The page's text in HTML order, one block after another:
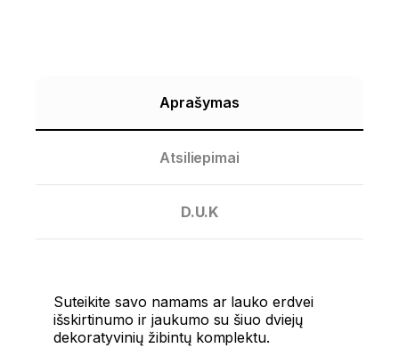
Aprašymas
Atsiliepimai
D.U.K
Suteikite savo namams ar lauko erdvei
išskirtinumo ir jaukumo su šiuo dviejų
dekoratyvinių žibintų komplektu.